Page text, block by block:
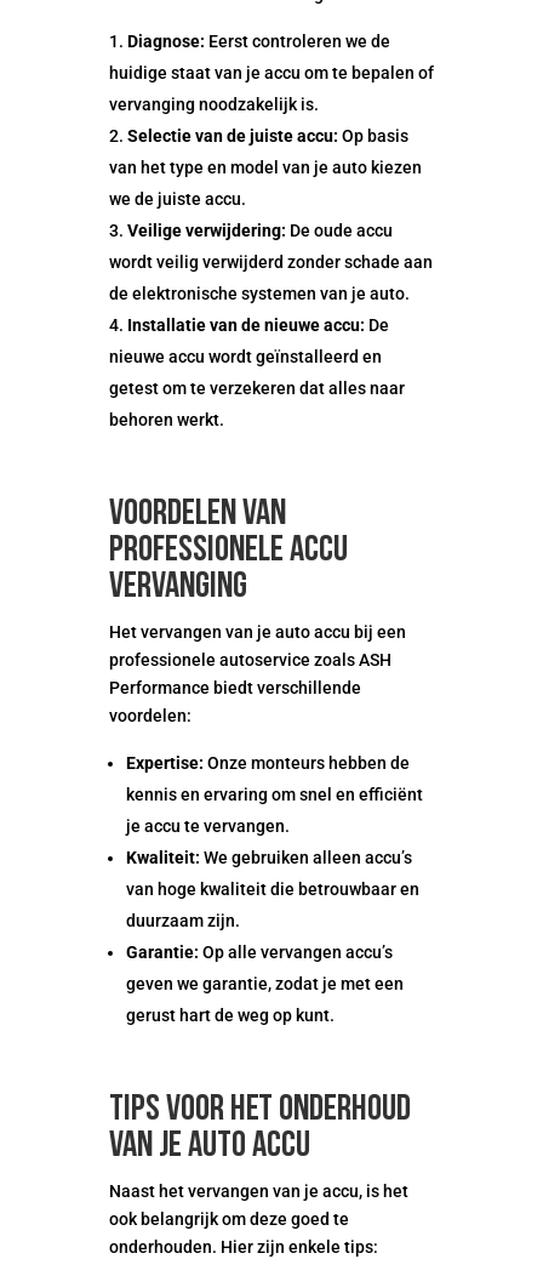
Diagnose: Eerst controleren we de
huidige staat van je accu om te bepalen of
vervanging noodzakelijk is.
Selectie van de juiste accu: Op basis
van het type en model van je auto kiezen
we de juiste accu.
Veilige verwijdering: De oude accu
wordt veilig verwijderd zonder schade aan
de elektronische systemen van je auto.
Installatie van de nieuwe accu: De
nieuwe accu wordt geïnstalleerd en
getest om te verzekeren dat alles naar
behoren werkt.
Voordelen van
professionele accu
vervanging
Het vervangen van je auto accu bij een
professionele autoservice zoals ASH
Performance biedt verschillende
voordelen:
Expertise: Onze monteurs hebben de
kennis en ervaring om snel en efficiënt
je accu te vervangen.
Kwaliteit: We gebruiken alleen accu’s
van hoge kwaliteit die betrouwbaar en
duurzaam zijn.
Garantie: Op alle vervangen accu’s
geven we garantie, zodat je met een
gerust hart de weg op kunt.
Tips voor het onderhoud
van je auto accu
Naast het vervangen van je accu, is het
ook belangrijk om deze goed te
onderhouden. Hier zijn enkele tips: